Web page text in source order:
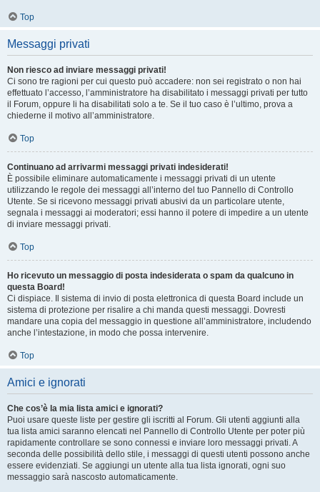
Top
Messaggi privati
Non riesco ad inviare messaggi privati!
Ci sono tre ragioni per cui questo può accadere: non sei registrato o non hai
effettuato l’accesso, l’amministratore ha disabilitato i messaggi privati per tutto
il Forum, oppure li ha disabilitati solo a te. Se il tuo caso è l’ultimo, prova a
chiederne il motivo all’amministratore.
Top
Continuano ad arrivarmi messaggi privati indesiderati!
È possibile eliminare automaticamente i messaggi privati ​​di un utente
utilizzando le regole dei messaggi all’interno del tuo Pannello di Controllo
Utente. Se si ricevono messaggi privati ​​abusivi da un particolare utente,
segnala i messaggi ai moderatori; essi hanno il potere di impedire a un utente
di inviare messaggi privati​​.
Top
Ho ricevuto un messaggio di posta indesiderata o spam da qualcuno in
questa Board!
Ci dispiace. Il sistema di invio di posta elettronica di questa Board include un
sistema di protezione per risalire a chi manda questi messaggi. Dovresti
mandare una copia del messaggio in questione all’amministratore, includendo
anche l’intestazione, in modo che possa intervenire.
Top
Amici e ignorati
Che cos’è la mia lista amici e ignorati?
Puoi usare queste liste per gestire gli iscritti al Forum. Gli utenti aggiunti alla
tua lista amici saranno elencati nel Pannello di Controllo Utente per poter più
rapidamente controllare se sono connessi e inviare loro messaggi privati. A
seconda delle possibilità dello stile, i messaggi di questi utenti possono anche
essere evidenziati. Se aggiungi un utente alla tua lista ignorati, ogni suo
messaggio sarà nascosto automaticamente.